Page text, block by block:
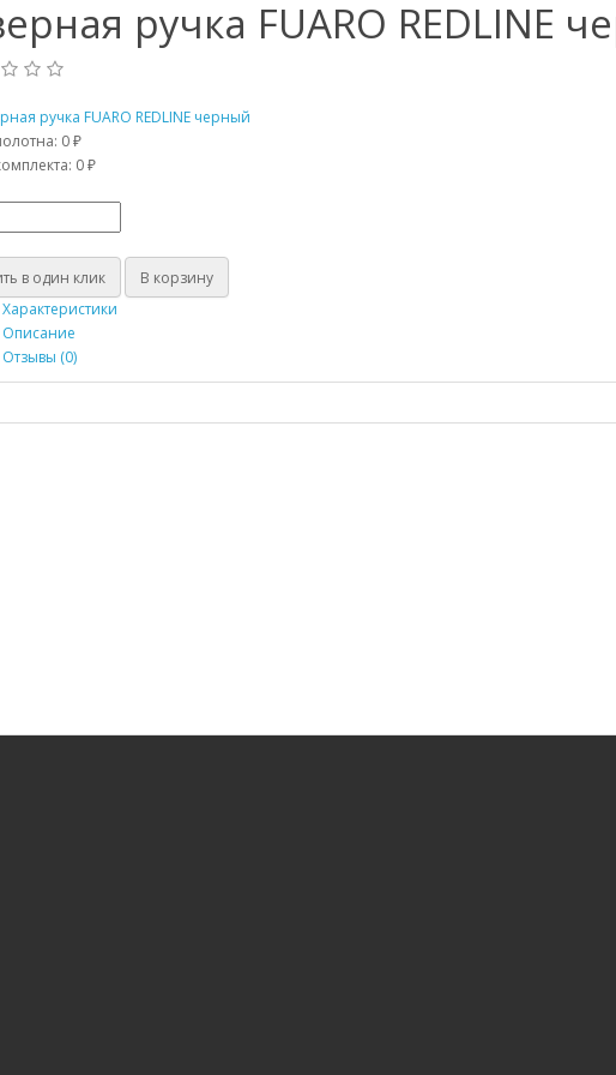
ручка FUARO REDLINE
0 ₽
0 ₽
в один клик
В корзину
Характеристики
Описание
Отзывы (0)